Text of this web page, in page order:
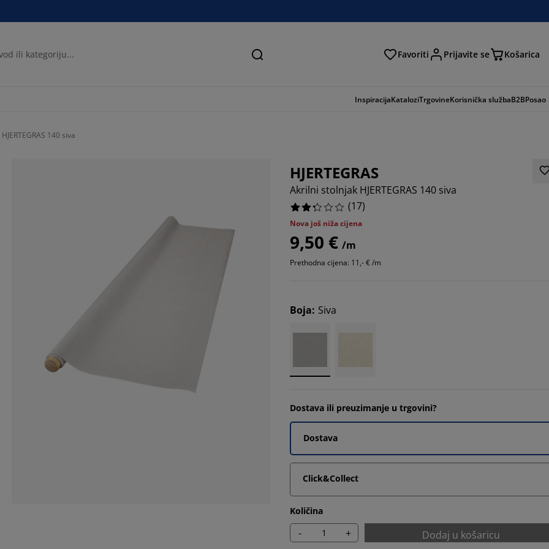
Pretraga Favoriti Prijavite se Košarica
InspiracijaKataloziTrgovineKorisnička službaB2BPosao
140 siva
HJERTEGRAS
Akrilni stolnjak HJERTEGRAS 140 siva
(17)
Nova još niža cijena
9,50 € /m
Prethodna cijena: 11,- € /m
Boja: Siva
Dostava ili preuzimanje u trgovini?
Dostava
Click&Collect
Količina
- + Dodaj u košaricu
29.411764705882355%
5.88235294117647%
64.70588235294117%